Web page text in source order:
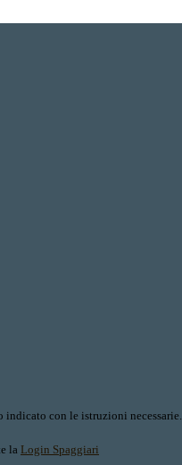
con le istruzioni necessarie.
la Login Spaggiari